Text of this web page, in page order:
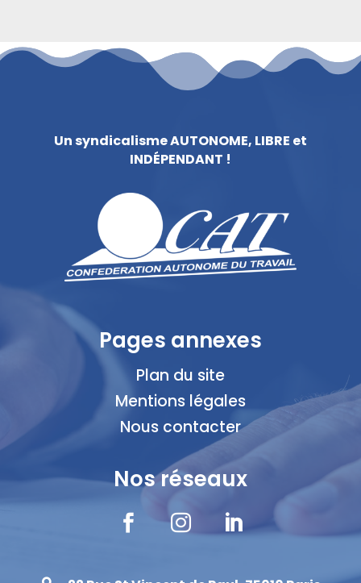
Un syndicalisme AUTONOME, LIBRE et
INDÉPENDANT !
Pages annexes
Plan du site
Mentions légales
Nous contacter
Nos réseaux
  